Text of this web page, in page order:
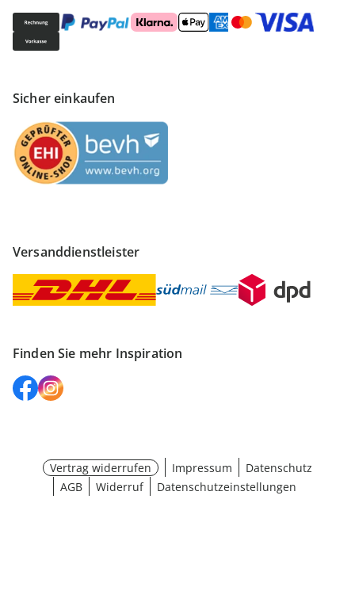
Sicher einkaufen
Versanddienstleister
Finden Sie mehr Inspiration
Vertrag widerrufen Impressum
Datenschutz
AGB
Widerruf Datenschutzeinstellungen